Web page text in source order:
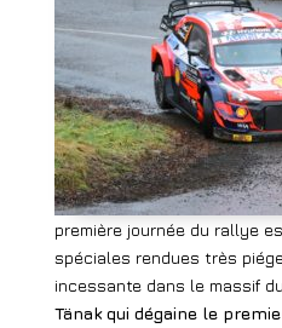
première journée du rallye
spéciales rendues très
incessante dans le massif
Tänak qui dégaine le